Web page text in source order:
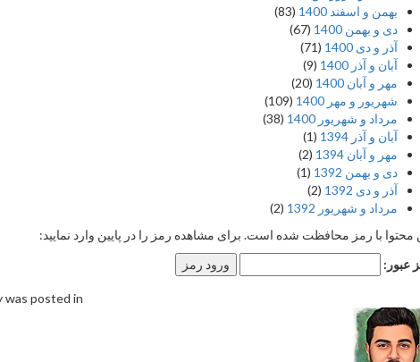
بهمن و اسفند 1400
(83)
دی و بهمن 1400
(67)
آذر و دی 1400
(71)
آبان و آذر 1400
(9)
مهر و آبان 1400
(20)
شهریور و مهر 1400
(109)
مرداد و شهریور 1400
(38)
آبان و آذر 1394
(1)
مهر و آبان 1394
(2)
دی و بهمن 1392
(1)
آذر و دی 1392
(2)
مرداد و شهریور 1392
(2)
محتوا با رمز محافظت شده است. برای مشاهده رمز را در پایین وارد نمایید:
عبور:
was posted in